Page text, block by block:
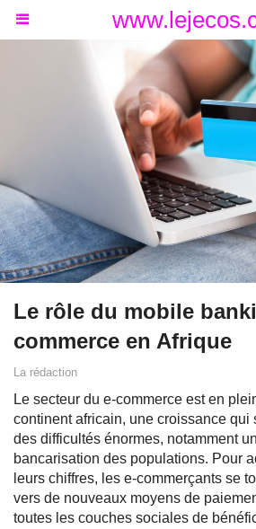
Le rôle du mobile
commerce en Afrique
La rédaction
Le secteur du e-commerce est en
continent africain, une croissance qui
des difficultés énormes, notamment
bancarisation des populations. Pour
leurs chiffres, les e-commerçants se
vers de nouveaux moyens de
toutes les couches sociales de